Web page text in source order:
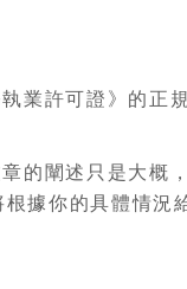
業許可證》的正
的闡述只是大概
據你的具體情況